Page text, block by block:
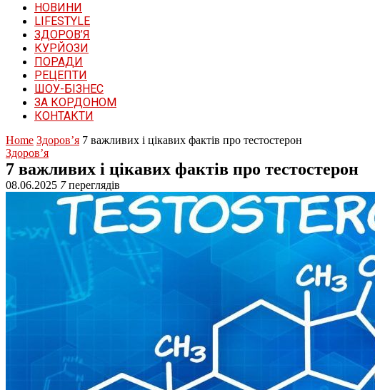
НОВИНИ
LIFESTYLE
ЗДОРОВ’Я
КУРЙОЗИ
ПОРАДИ
РЕЦЕПТИ
ШОУ-БІЗНЕС
ЗА КОРДОНОМ
КОНТАКТИ
Home Здоров’я 7 важливих і цікавих фактів про тестостерон
Здоров’я
7 важливих і цікавих фактів про тестостерон
08.06.2025 7переглядів